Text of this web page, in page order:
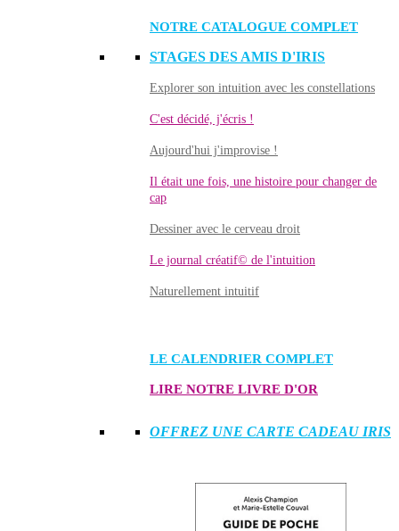
NOTRE CATALOGUE COMPLET
STAGES DES AMIS D'IRIS
Explorer son intuition avec les constellations
C'est décidé, j'écris !
Aujourd'hui j'improvise !
Il était une fois, une histoire pour changer de
cap
Dessiner avec le cerveau droit
Le journal créatif© de l'intuition
Naturellement intuitif
LE CALENDRIER COMPLET
LIRE NOTRE LIVRE D'OR
OFFREZ UNE CARTE CADEAU IRIS